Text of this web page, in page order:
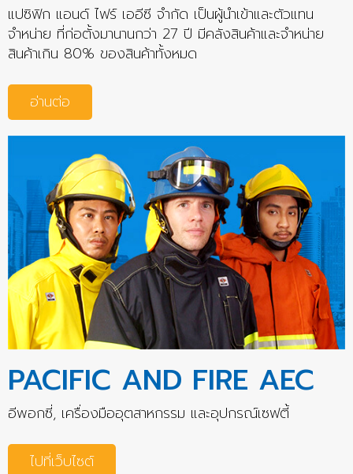
แปซิฟิก แอนด์ ไฟร์ เออีซี จำกัด เป็นผู้นำเข้าและตัวแทน
จำหน่าย ที่ก่อตั้งมานานกว่า 27 ปี มีคลังสินค้าและจำหน่าย
สินค้าเกิน 80% ของสินค้าทั้งหมด
อ่านต่อ
PACIFIC AND FIRE AEC
อีพอกซี่, เครื่องมืออุตสาหกรรม และอุปกรณ์เซฟตี้
ไปที่เว็บไซต์